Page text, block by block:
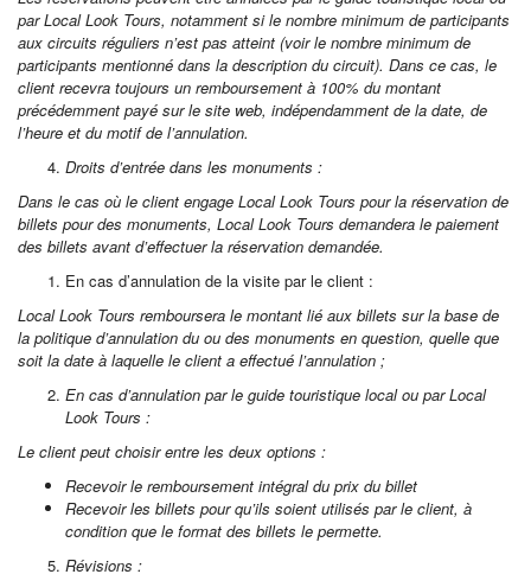
par Local Look Tours, notamment si le nombre minimum de participants
aux circuits réguliers n’est pas atteint (voir le nombre minimum de
participants mentionné dans la description du circuit). Dans ce cas, le
client recevra toujours un remboursement à 100% du montant
précédemment payé sur le site web, indépendamment de la date, de
l’heure et du motif de l’annulation.
Droits d’entrée dans les monuments :
Dans le cas où le client engage Local Look Tours pour la réservation de
billets pour des monuments, Local Look Tours demandera le paiement
des billets avant d’effectuer la réservation demandée.
En cas d’annulation de la visite par le client :
Local Look Tours remboursera le montant lié aux billets sur la base de
la politique d’annulation du ou des monuments en question, quelle que
soit la date à laquelle le client a effectué l’annulation ;
En cas d’annulation par le guide touristique local ou par Local
Look Tours :
Le client peut choisir entre les deux options :
Recevoir le remboursement intégral du prix du billet
Recevoir les billets pour qu’ils soient utilisés par le client, à
condition que le format des billets le permette.
Révisions :